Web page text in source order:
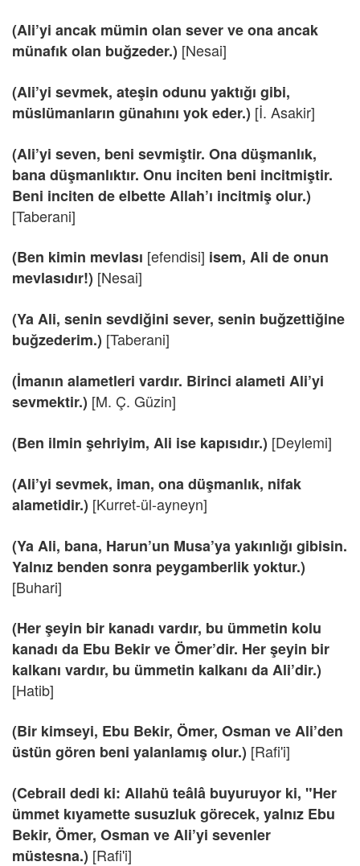
(Ali’yi ancak mümin olan sever ve ona ancak
münafık olan buğzeder.) [Nesai]
(Ali’yi sevmek, ateşin odunu yaktığı gibi,
müslümanların günahını yok eder.) [İ. Asakir]
(Ali’yi seven, beni sevmiştir. Ona düşmanlık,
bana düşmanlıktır. Onu inciten beni incitmiştir.
Beni inciten de elbette Allah’ı incitmiş olur.)
[Taberani]
(Ben kimin mevlası [efendisi] isem, Ali de onun
mevlasıdır!) [Nesai]
(Ya Ali, senin sevdiğini sever, senin buğzettiğine
buğzederim.) [Taberani]
(İmanın alametleri vardır. Birinci alameti Ali’yi
sevmektir.) [M. Ç. Güzin]
(Ben ilmin şehriyim, Ali ise kapısıdır.) [Deylemi]
(Ali’yi sevmek, iman, ona düşmanlık, nifak
alametidir.) [Kurret-ül-ayneyn]
(Ya Ali, bana, Harun’un Musa’ya yakınlığı gibisin.
Yalnız benden sonra peygamberlik yoktur.)
[Buhari]
(Her şeyin bir kanadı vardır, bu ümmetin kolu
kanadı da Ebu Bekir ve Ömer’dir. Her şeyin bir
kalkanı vardır, bu ümmetin kalkanı da Ali’dir.)
[Hatib]
(Bir kimseyi, Ebu Bekir, Ömer, Osman ve Ali’den
üstün gören beni yalanlamış olur.) [Rafi'i]
(Cebrail dedi ki: Allahü teâlâ buyuruyor ki, "Her
ümmet kıyamette susuzluk görecek, yalnız Ebu
Bekir, Ömer, Osman ve Ali’yi sevenler
müstesna.) [Rafi'i]